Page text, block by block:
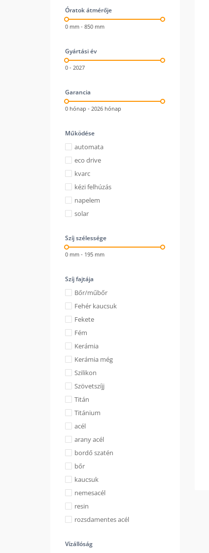
Óratok átmérője
0 mm - 850 mm
Gyártási év
0 - 2027
Garancia
0 hónap - 2026 hónap
Működése
automata
eco drive
kvarc
kézi felhúzás
napelem
solar
Szíj szélessége
0 mm - 195 mm
Szíj fajtája
Bőr/műbőr
Fehér kaucsuk
Fekete
Fém
Kerámia
Kerámia még
Szilikon
Szövetszíjj
Titán
Titánium
acél
arany acél
bordő szatén
bőr
kaucsuk
nemesacél
resin
rozsdamentes acél
Vízállóság